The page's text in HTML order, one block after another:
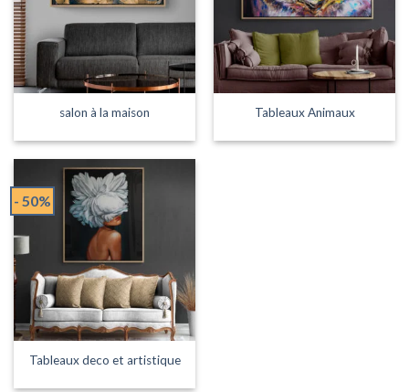
salon à la maison Tableaux Animaux
- 50%
Tableaux deco et artistique